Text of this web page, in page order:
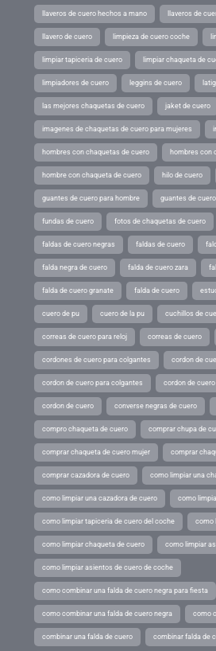
llaveros de cuero hechos a mano llaveros de
llavero de cuero limpieza de cuero coche
limpiar tapiceria de cuero limpiar chaqueta de
limpiadores de cuero leggins de cuero
las mejores chaquetas de cuero jaket de cuero
imagenes de chaquetas de cuero para mujeres
hombres con chaquetas de cuero hombres con
hombre con chaqueta de cuero hilo de cuero
guantes de cuero para hombre guantes de
fundas de cuero fotos de chaquetas de cuero
faldas de cuero negras faldas de cuero
falda negra de cuero falda de cuero zara
falda de cuero granate falda de cuero
cuero de pu cuero de la pu cuchillos de
correas de cuero para reloj correas de cuero
cordones de cuero para colgantes cordon de
cordon de cuero para colgantes cordon de
cordon de cuero converse negras de cuero
compro chaqueta de cuero comprar chupa de
comprar chaqueta de cuero mujer comprar
comprar cazadora de cuero como limpiar una
como limpiar una cazadora de cuero como
como limpiar tapiceria de cuero del coche como
como limpiar chaqueta de cuero como limpiar
como limpiar asientos de cuero de coche
como combinar una falda de cuero negra para fiesta
como combinar una falda de cuero negra como
combinar una falda de cuero combinar falda de